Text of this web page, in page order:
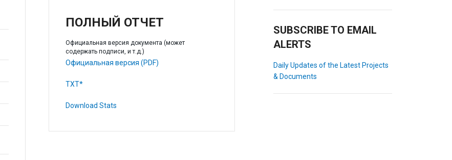
ПОЛНЫЙ ОТЧЕТ
Официальная версия документа (может
содержать подписи, и т.д.)
Официальная версия (PDF)
TXT*
Download Stats
SUBSCRIBE TO EMAIL
ALERTS
Daily Updates of the Latest Projects
& Documents